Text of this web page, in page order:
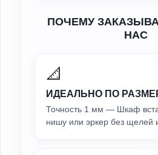
ПОЧЕМУ
НАС
📐
ИДЕАЛЬНО ПО
Точность 1 мм — Шкаф
нишу или эркер без щелей